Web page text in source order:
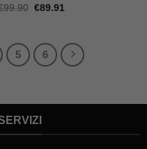
99.90 Il
€99.90.
€89.91Il
€89.91.
5 6